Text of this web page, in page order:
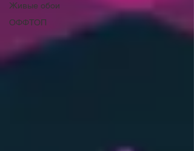
Живые обои
ОФФТОП